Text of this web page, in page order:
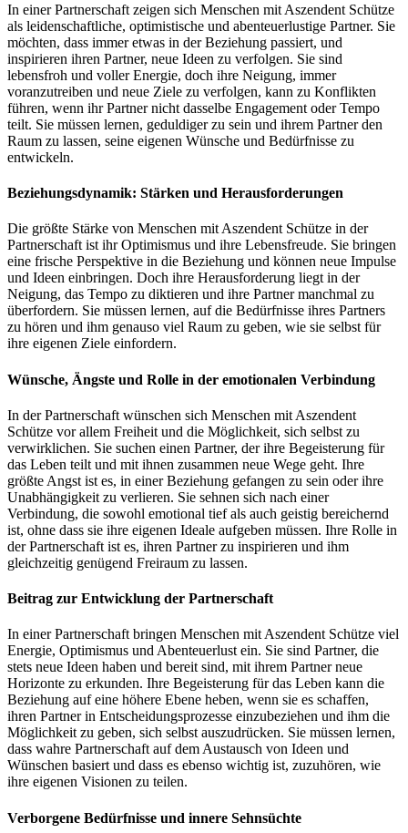
In einer Partnerschaft zeigen sich Menschen mit Aszendent Schütze
als leidenschaftliche, optimistische und abenteuerlustige Partner. Sie
möchten, dass immer etwas in der Beziehung passiert, und
inspirieren ihren Partner, neue Ideen zu verfolgen. Sie sind
lebensfroh und voller Energie, doch ihre Neigung, immer
voranzutreiben und neue Ziele zu verfolgen, kann zu Konflikten
führen, wenn ihr Partner nicht dasselbe Engagement oder Tempo
teilt. Sie müssen lernen, geduldiger zu sein und ihrem Partner den
Raum zu lassen, seine eigenen Wünsche und Bedürfnisse zu
entwickeln.
Beziehungsdynamik: Stärken und Herausforderungen
Die größte Stärke von Menschen mit Aszendent Schütze in der
Partnerschaft ist ihr Optimismus und ihre Lebensfreude. Sie bringen
eine frische Perspektive in die Beziehung und können neue Impulse
und Ideen einbringen. Doch ihre Herausforderung liegt in der
Neigung, das Tempo zu diktieren und ihre Partner manchmal zu
überfordern. Sie müssen lernen, auf die Bedürfnisse ihres Partners
zu hören und ihm genauso viel Raum zu geben, wie sie selbst für
ihre eigenen Ziele einfordern.
Wünsche, Ängste und Rolle in der emotionalen Verbindung
In der Partnerschaft wünschen sich Menschen mit Aszendent
Schütze vor allem Freiheit und die Möglichkeit, sich selbst zu
verwirklichen. Sie suchen einen Partner, der ihre Begeisterung für
das Leben teilt und mit ihnen zusammen neue Wege geht. Ihre
größte Angst ist es, in einer Beziehung gefangen zu sein oder ihre
Unabhängigkeit zu verlieren. Sie sehnen sich nach einer
Verbindung, die sowohl emotional tief als auch geistig bereichernd
ist, ohne dass sie ihre eigenen Ideale aufgeben müssen. Ihre Rolle in
der Partnerschaft ist es, ihren Partner zu inspirieren und ihm
gleichzeitig genügend Freiraum zu lassen.
Beitrag zur Entwicklung der Partnerschaft
In einer Partnerschaft bringen Menschen mit Aszendent Schütze viel
Energie, Optimismus und Abenteuerlust ein. Sie sind Partner, die
stets neue Ideen haben und bereit sind, mit ihrem Partner neue
Horizonte zu erkunden. Ihre Begeisterung für das Leben kann die
Beziehung auf eine höhere Ebene heben, wenn sie es schaffen,
ihren Partner in Entscheidungsprozesse einzubeziehen und ihm die
Möglichkeit zu geben, sich selbst auszudrücken. Sie müssen lernen,
dass wahre Partnerschaft auf dem Austausch von Ideen und
Wünschen basiert und dass es ebenso wichtig ist, zuzuhören, wie
ihre eigenen Visionen zu teilen.
Verborgene Bedürfnisse und innere Sehnsüchte